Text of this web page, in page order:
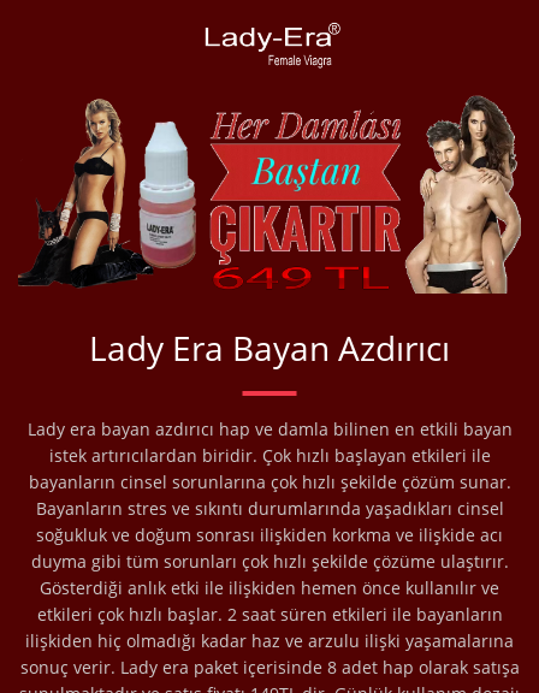
Lady Era Bayan Azdırıcı
Lady era bayan azdırıcı hap ve damla bilinen en etkili bayan
istek artırıcılardan biridir. Çok hızlı başlayan etkileri ile
bayanların cinsel sorunlarına çok hızlı şekilde çözüm sunar.
Bayanların stres ve sıkıntı durumlarında yaşadıkları cinsel
soğukluk ve doğum sonrası ilişkiden korkma ve ilişkide acı
duyma gibi tüm sorunları çok hızlı şekilde çözüme ulaştırır.
Gösterdiği anlık etki ile ilişkiden hemen önce kullanılır ve
etkileri çok hızlı başlar. 2 saat süren etkileri ile bayanların
ilişkiden hiç olmadığı kadar haz ve arzulu ilişki yaşamalarına
sonuç verir. Lady era paket içerisinde 8 adet hap olarak satışa